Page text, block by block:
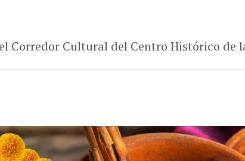
Corredor Cultural del Centro Histórico de